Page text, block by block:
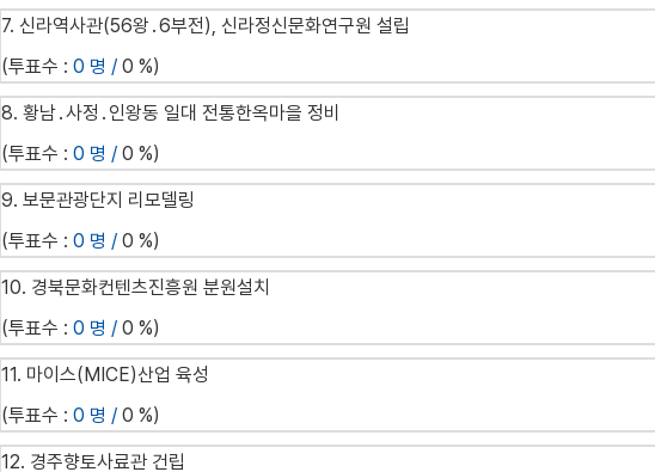
7. 신라역사관(56왕․6부전), 신라정신문화연구원 설립
(투표수 : 0 명 /0 %)
8. 황남․사정․인왕동 일대 전통한옥마을 정비
(투표수 : 0 명 /0 %)
9. 보문관광단지 리모델링
(투표수 : 0 명 /0 %)
10. 경북문화컨텐츠진흥원 분원설치
(투표수 : 0 명 /0 %)
11. 마이스(MICE)산업 육성
(투표수 : 0 명 /0 %)
12. 경주향토사료관 건립